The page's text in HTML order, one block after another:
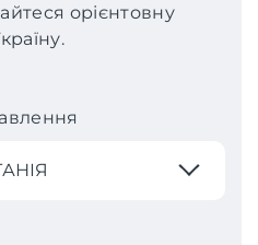
орієнтовну